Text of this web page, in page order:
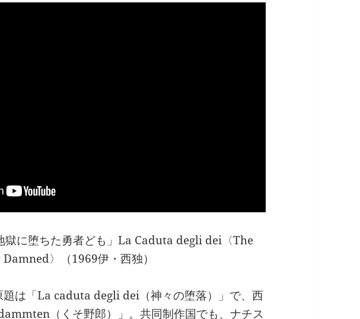
に堕ちた勇者ども」La Caduta degli dei〈The
Damned〉（1969伊・西独）
題は「La caduta degli dei（神々の堕落）」で、西
（くそ野郎）」。共同制作国でも、ナチス